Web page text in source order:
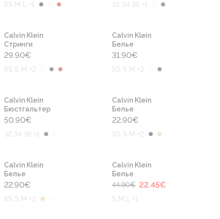
XS M L +1 32 34 36 +1
Calvin Klein
Cтринги
29.90€
XS S M +2
Calvin Klein
Белье
31.90€
XS S M +2
Calvin Klein
Бюстгальтер
50.90€
32 34 36 +1
Calvin Klein
Белье
22.90€
XS S M +2
Calvin Klein
Белье
22.90€
XS S M +2
-50%
Calvin Klein
Белье
44.90€ 22.45€
S M L +1